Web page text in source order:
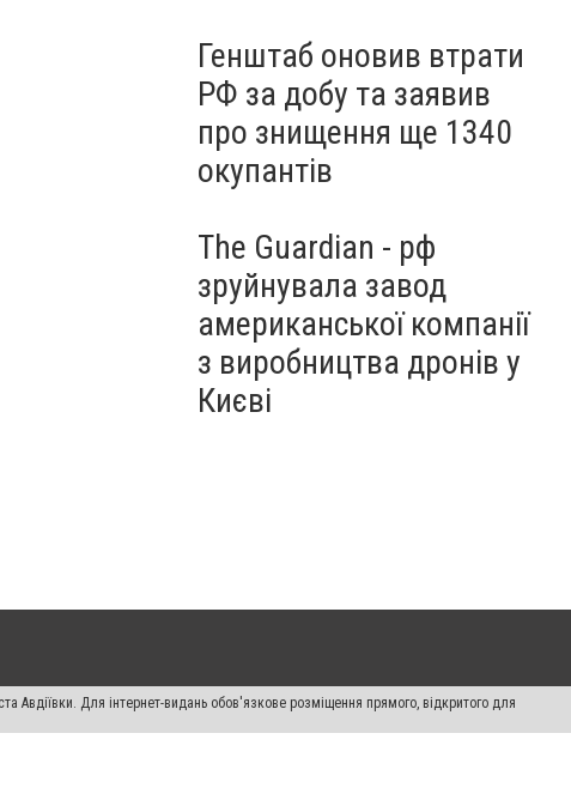
Генштаб оновив втрати
РФ за добу та заявив
про знищення ще 1340
окупантів
The Guardian - рф
зруйнувала завод
американської компанії
з виробництва дронів у
Києві
Авдіївки. Для інтернет-видань обов'язкове розміщення прямого, відкритого для